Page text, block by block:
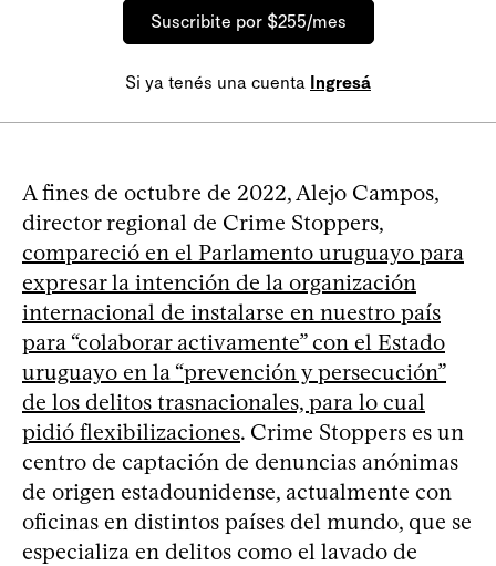
Suscribite por $255/mes
Si ya tenés una cuenta Ingresá
A fines de octubre de 2022, Alejo Campos,
director regional de Crime Stoppers,
compareció en el Parlamento uruguayo para
expresar la intención de la organización
internacional de instalarse en nuestro país
para “colaborar activamente” con el Estado
uruguayo en la “prevención y persecución”
de los delitos trasnacionales, para lo cual
pidió flexibilizaciones. Crime Stoppers es un
centro de captación de denuncias anónimas
de origen estadounidense, actualmente con
oficinas en distintos países del mundo, que se
especializa en delitos como el lavado de